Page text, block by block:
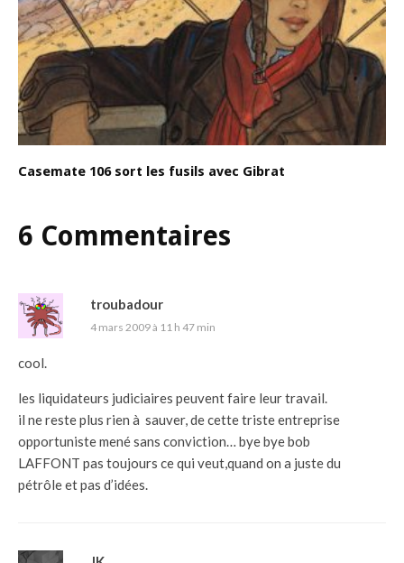
Casemate 106 sort les fusils avec Gibrat
6 Commentaires
troubadour
4 mars 2009 à 11 h 47 min
cool.
les liquidateurs judiciaires peuvent faire leur travail.
il ne reste plus rien à sauver, de cette triste entreprise
opportuniste mené sans conviction… bye bye bob
LAFFONT pas toujours ce qui veut,quand on a juste du
pétrôle et pas d’idées.